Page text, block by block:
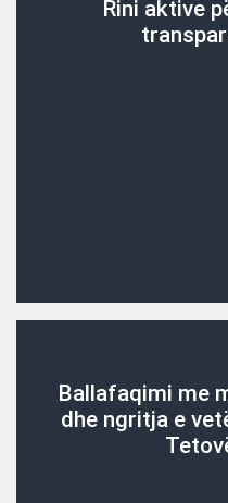
Rini aktive
Ballafaqimi me
dhe ngritja e